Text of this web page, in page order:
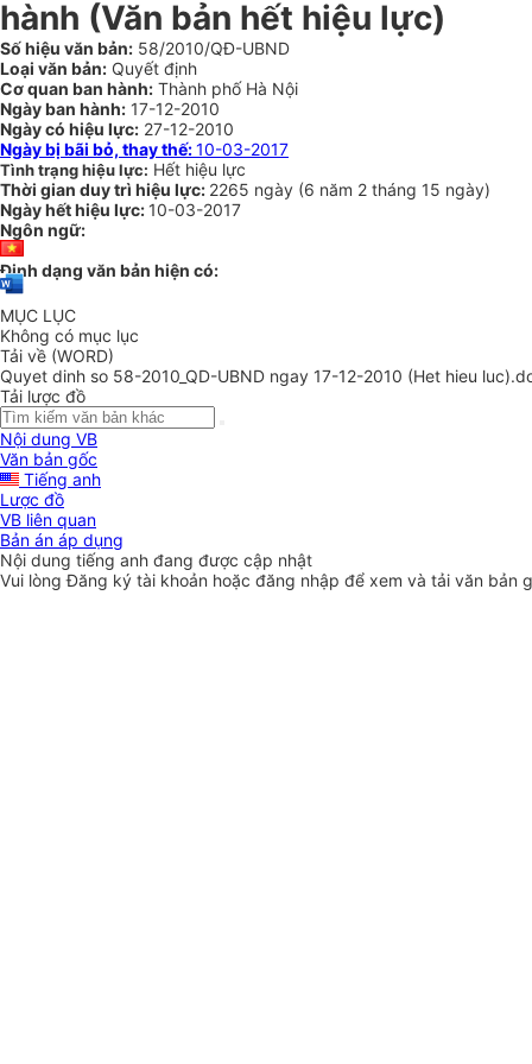
hành (Văn bản hết hiệu lực)
Số hiệu văn bản: 58/2010/QĐ-UBND
Loại văn bản: Quyết định
Cơ quan ban hành: Thành phố Hà Nội
Ngày ban hành: 17-12-2010
Ngày có hiệu lực: 27-12-2010
Ngày bị bãi bỏ, thay thế:10-03-2017
Tình trạng hiệu lực: Hết hiệu lực
Thời gian duy trì hiệu lực: 2265 ngày (6 năm 2 tháng 15 ngày)
Ngày hết hiệu lực: 10-03-2017
Ngôn ngữ:
Định dạng văn bản hiện có:
MỤC LỤC
Không có mục lục
Tải về (WORD)
Quyet dinh so 58-2010_QD-UBND ngay 17-12-2010 (Het hieu
Tải lược đồ
Nội dung VB
Văn bản gốc
Tiếng anh
Lược đồ
VB liên quan
Bản án áp dụng
Nội dung tiếng anh đang được cập nhật
Vui lòngĐăng ký tài khoản hoặc đăng nhập để xem và tải văn bản